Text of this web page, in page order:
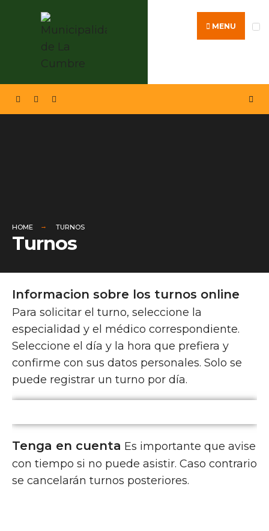
content
MENU
HOME TURNOS
Turnos
Informacion sobre los turnos online
Para solicitar el turno, seleccione la
especialidad y el médico correspondiente.
Seleccione el día y la hora que prefiera y
confirme con sus datos personales. Solo se
puede registrar un turno por día.
Tenga en cuenta Es importante que avise
con tiempo si no puede asistir. Caso contrario
se cancelarán turnos posteriores.